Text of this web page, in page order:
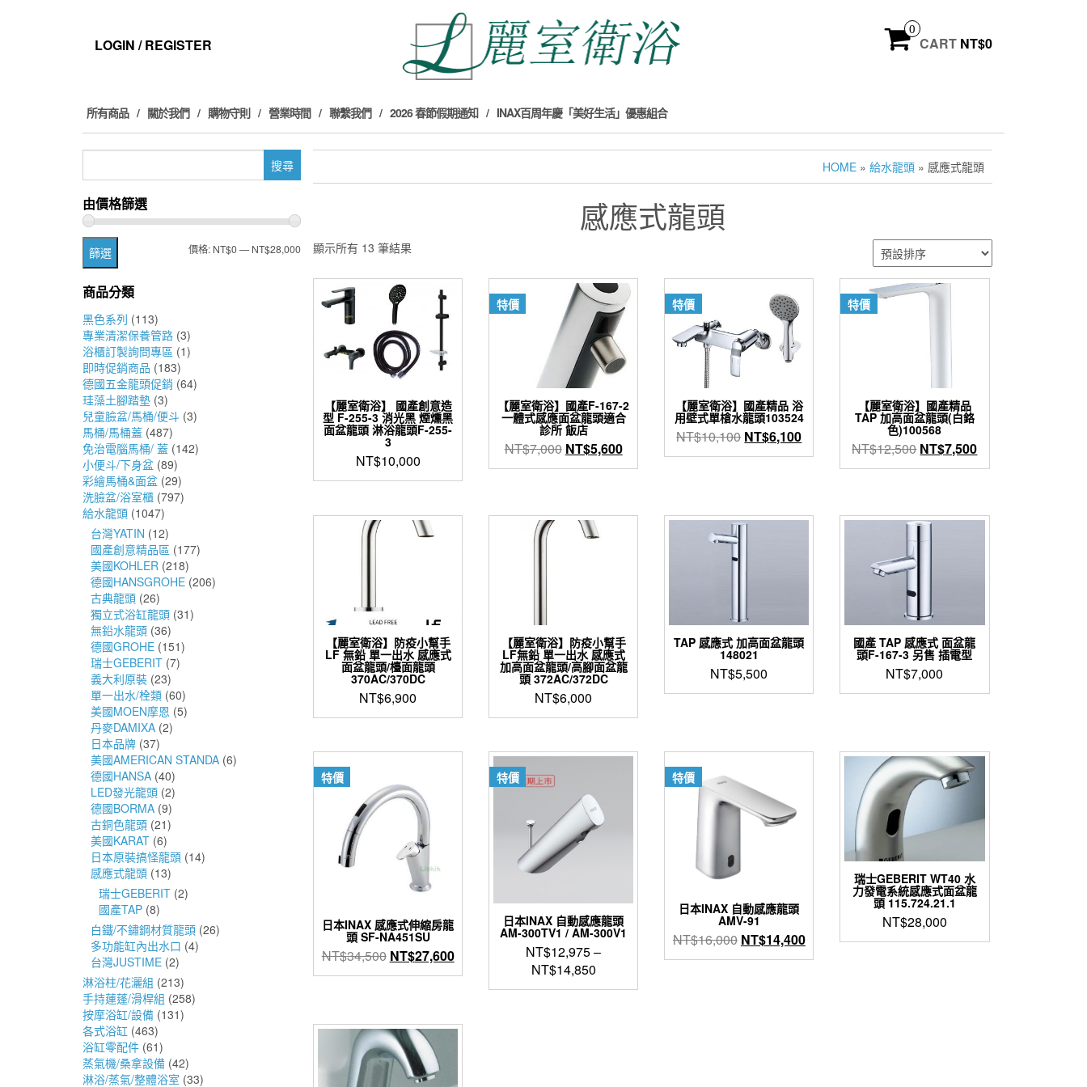
LOGIN / REGISTER
0
CART NT$0
所有商品 關於我們 購物守則 營業時間 聯繫我們 2026 春節假期通知 INAX百周年慶「美好生活」優惠組合
鍵
字:
由價格篩選
最最
篩選 價格: NT$0—NT$28,000
商品分類
黑色系列 (113)
專業清潔保養管路 (3)
浴櫃訂製詢問專區 (1)
即時促銷商品 (183)
德國五金龍頭促銷 (64)
珪藻土腳踏墊 (3)
兒童臉盆/馬桶/便斗 (3)
馬桶/馬桶蓋 (487)
免治電腦馬桶/ 蓋 (142)
小便斗/下身盆 (89)
彩繪馬桶&面盆 (29)
洗臉盆/浴室櫃 (797)
給水龍頭 (1047)
台灣YATIN (12)
國產創意精品區 (177)
美國KOHLER (218)
德國HANSGROHE (206)
古典龍頭 (26)
獨立式浴缸龍頭 (31)
無鉛水龍頭 (36)
德國GROHE (151)
瑞士GEBERIT (7)
義大利原裝 (23)
單一出水/栓類 (60)
美國MOEN摩恩 (5)
丹麥DAMIXA (2)
日本品牌 (37)
美國AMERICAN STANDA (6)
德國HANSA (40)
LED發光龍頭 (2)
德國BORMA (9)
古銅色龍頭 (21)
美國KARAT (6)
日本原裝搞怪龍頭 (14)
感應式龍頭 (13)
瑞士GEBERIT (2)
國產TAP (8)
白鐵/不鏽鋼材質龍頭 (26)
多功能缸內出水口 (4)
台灣JUSTIME (2)
淋浴柱/花灑組 (213)
手持蓮蓬/滑桿組 (258)
按摩浴缸/設備 (131)
各式浴缸 (463)
浴缸零配件 (61)
蒸氣機/桑拿設備 (42)
淋浴/蒸氣/整體浴室 (33)
HOME » 給水龍頭 » 感應式龍頭
感應式龍頭
顯示所有 13 筆結果
【麗室衛浴】 國產創意造
型 F-255-3 消光黑 煙燻黑
面盆龍頭 淋浴龍頭F-255-
3
NT$10,000
特價
【麗室衛浴】國產F-167-2
一體式感應面盆龍頭適合
診所 飯店
NT$7,000 原
始
NT$7,000。
NT$5,600目
前
NT$5,600。
特價
【麗室衛浴】國產精品 浴
用壁式單槍水龍頭103524
NT$10,100 原
始
NT$6,100目
前
特價
【麗室衛浴】國產精品
TAP 加高面盆龍頭(白鉻
色)100568
NT$12,500原
始
NT$12,500。
NT$7,500目
前
NT$7,500。
【麗室衛浴】防疫小幫手
LF 無鉛 單一出水 感應式
面盆龍頭/檯面龍頭
370AC/370DC
NT$6,900
【麗室衛浴】防疫小幫手
LF無鉛 單一出水 感應式
加高面盆龍頭/高腳面盆龍
頭 372AC/372DC
NT$6,000
TAP 感應式 加高面盆龍頭
148021
NT$5,500
國產 TAP 感應式 面盆龍
頭F-167-3 另售 插電型
NT$7,000
特價
日本INAX 感應式伸縮房龍
頭 SF-NA451SU
NT$34,500 原
始
NT$34,500。
NT$27,600目
前
NT$27,600。
特價
日本INAX 自動感應龍頭
AM-300TV1 / AM-300V1
NT$12,975–
NT$14,850
此
特價
日本INAX 自動感應龍頭
AMV-91
NT$16,000 原
始
NT$14,400目
前
瑞士GEBERIT WT40 水
力發電系統感應式面盆龍
頭 115.724.21.1
NT$28,000